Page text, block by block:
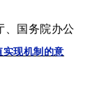
、国务院办公
实现机制的意